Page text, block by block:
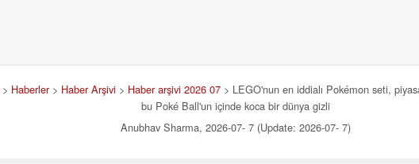
> Haberler> Haber Arşivi > Haber arşivi 2026 07 > LEGO'nun en iddialı Pokémon seti,
bu Poké Ball'un içinde koca bir dünya gizli
Anubhav Sharma, 2026-07- 7 (Update: 2026-07- 7)